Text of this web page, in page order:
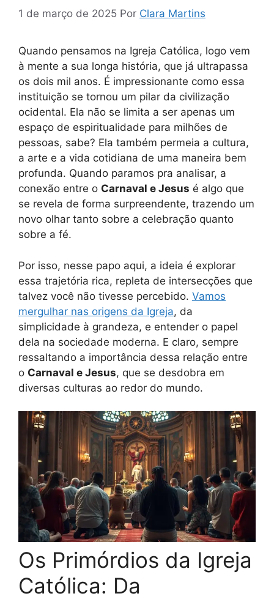
1 de março de 2025 Por Clara Martins
Quando pensamos na Igreja Católica, logo vem
à mente a sua longa história, que já ultrapassa
os dois mil anos. É impressionante como essa
instituição se tornou um pilar da civilização
ocidental. Ela não se limita a ser apenas um
espaço de espiritualidade para milhões de
pessoas, sabe? Ela também permeia a cultura,
a arte e a vida cotidiana de uma maneira bem
profunda. Quando paramos pra analisar, a
conexão entre o Carnaval e Jesus é algo que
se revela de forma surpreendente, trazendo um
novo olhar tanto sobre a celebração quanto
sobre a fé.
Por isso, nesse papo aqui, a ideia é explorar
essa trajetória rica, repleta de intersecções que
talvez você não tivesse percebido. Vamos
mergulhar nas origens da Igreja, da
simplicidade à grandeza, e entender o papel
dela na sociedade moderna. E claro, sempre
ressaltando a importância dessa relação entre
o Carnaval e Jesus, que se desdobra em
diversas culturas ao redor do mundo.
Os Primórdios da Igreja
Católica: Da